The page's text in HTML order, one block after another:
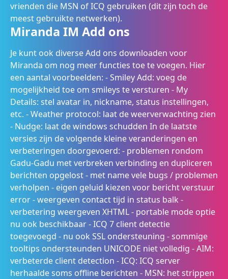
vrienden die MSN of ICQ gebruiken (dit zijn toch de
meest gebruikte netwerken).
Miranda IM Add ons
Je kunt ook diverse Add ons downloaden voor
Miranda om nog meer functies toe te voegen. Hier
een aantal voorbeelden: - Smiley Add: voeg de
mogelijkheid toe om smileys te versturen - My
Details: stel avatar in, nickname, status instellingen,
etc. - Weather protocol: laat de weerverwachting zien
- Nudge: laat de windows schudden In de laatste
versies zijn de volgende kleine veranderingen en
verbeteringen doorgevoerd: - problemen rondom
Gadu-Gadu met verbreken verbinding en dupliceren
berichten opgelost - met name vele bugs / problemen
verholpen - eigen geluid kiezen voor bericht verstuur
error - weergeven contact tijd in status balk -
verbetering weergeven XHTML - portable mode optie
nu ook beschikbaar - ICQ 7 client detectie
toegevoegd - nu ook SSL ondersteuning - sommige
tooltips ondersteunden UNICODE niet volledig - AIM:
verbeterde client detection - ICQ: ICQ server
herhaalde soms offline berichten - MSN: het strippen